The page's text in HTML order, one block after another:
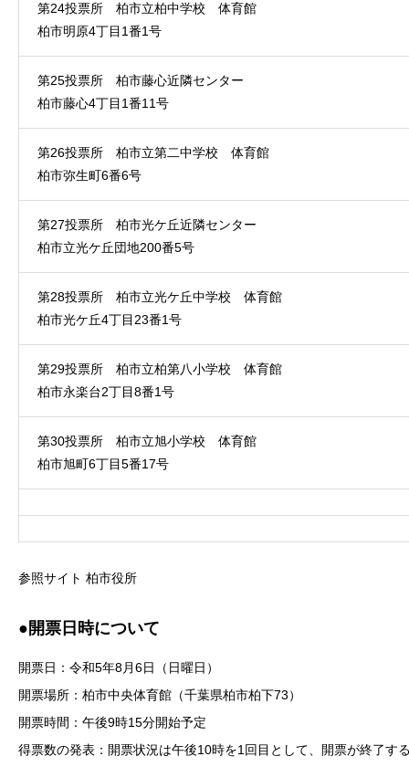
第24投票所 柏市立柏中学校 体育館
柏市明原4丁目1番1号
第25投票所 柏市藤心近隣センター
柏市藤心4丁目1番11号
第26投票所 柏市立第二中学校 体育館
柏市弥生町6番6号
第27投票所 柏市光ケ丘近隣センター
柏市立光ケ丘団地200番5号
第28投票所 柏市立光ケ丘中学校 体育館
柏市光ケ丘4丁目23番1号
第29投票所 柏市立柏第八小学校 体育館
柏市永楽台2丁目8番1号
第30投票所 柏市立旭小学校 体育館
柏市旭町6丁目5番17号
参照サイト 柏市役所
●開票日時について
開票日：令和5年8月6日（日曜日）
開票場所：柏市中央体育館（千葉県柏市柏下73）
開票時間：午後9時15分開始予定
得票数の発表：開票状況は午後10時を1回目として、開票が終了す